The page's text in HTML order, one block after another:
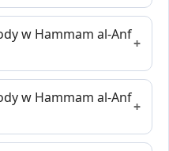
w Hammam al-Anf
w Hammam al-Anf